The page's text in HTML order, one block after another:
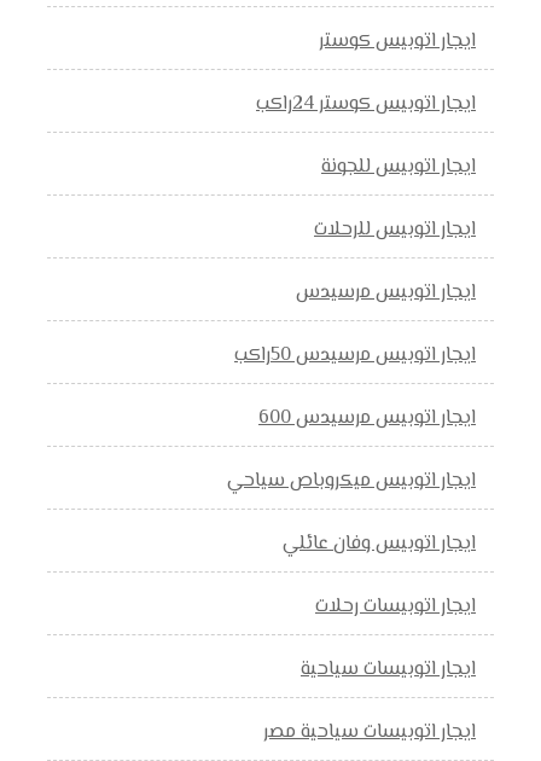
ايجار اتوبيس كوستر
ايجار اتوبيس كوستر 24راكب
ايجار اتوبيس للجونة
ايجار اتوبيس للرحلات
ايجار اتوبيس مرسيدس
ايجار اتوبيس مرسيدس 50راكب
ايجار اتوبيس مرسيدس 600
ايجار اتوبيس ميكروباص سياحي
ايجار اتوبيس وفان عائلي
ايجار اتوبيسات رحلات
ايجار اتوبيسات سياحية
ايجار اتوبيسات سياحية مصر